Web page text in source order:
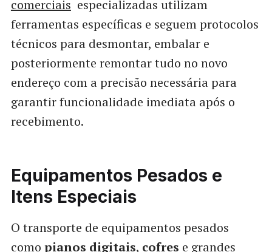
comerciais especializadas utilizam
ferramentas específicas e seguem protocolos
técnicos para desmontar, embalar e
posteriormente remontar tudo no novo
endereço com a precisão necessária para
garantir funcionalidade imediata após o
recebimento.
Equipamentos Pesados e
Itens Especiais
O transporte de equipamentos pesados
como pianos digitais, cofres e grandes